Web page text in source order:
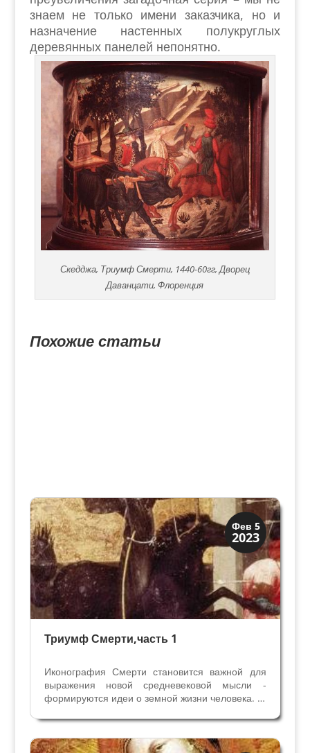
знаем не только имени заказчика, но и
назначение настенных полукруглых
деревянных панелей непонятно.
Скедджа, Триумф Смерти, 1440-60гг, Дворец
Даванцати, Флоренция
Похожие статьи
Фев 5
2023
Иконография
Смерть и Триумфы
Триумф Смерти,часть 1
Иконография Смерти становится важной для
выражения новой средневековой мысли -
формируются идеи о земной жизни человека. В
дана Богом, но как ее прожить зависит от
человека - от его способностей и добродетелей.